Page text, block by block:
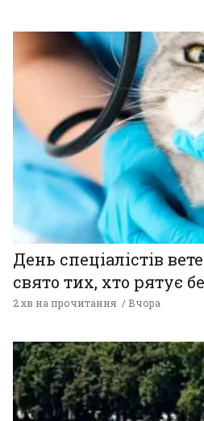
День спеціалістів
свято тих, хто рятує
2 хв на прочитання Вчора